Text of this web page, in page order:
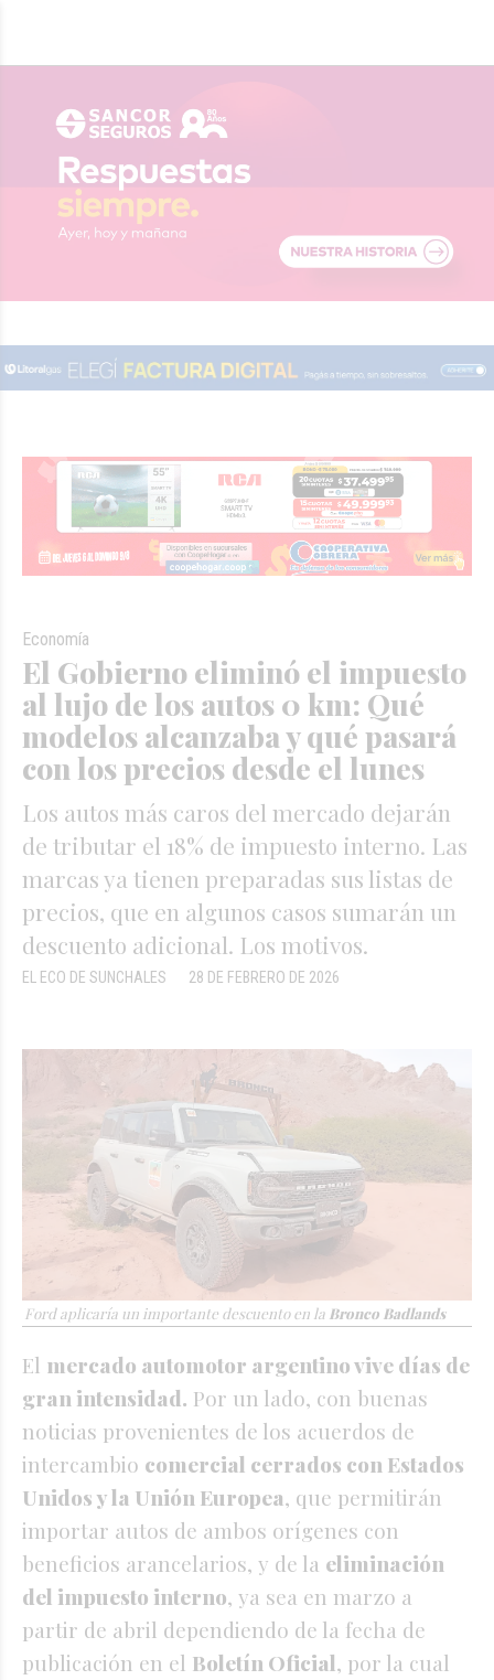
El Gobierno eliminó el impuesto
al lujo de los autos 0 km: Qué
modelos alcanzaba y qué pasará
con los precios desde el lunes
Los autos más caros del mercado dejarán
de tributar el 18% de impuesto interno. Las
marcas ya tienen preparadas sus listas de
precios, que en algunos casos sumarán un
descuento adicional. Los motivos.
Economía
28 DE FEBRERO DE 2026
EL ECO DE SUNCHALES
Ford aplicaría un importante descuento en la Bronco Badlands
El mercado automotor argentino vive días de
gran intensidad. Por un lado, con buenas
noticias provenientes de los acuerdos de
intercambio comercial cerrados con Estados
Unidos y la Unión Europea, que permitirán
importar autos de ambos orígenes con
beneficios arancelarios, y de la eliminación
del impuesto interno, ya sea en marzo a
partir de abril dependiendo de la fecha de
publicación en el Boletín Oficial, por la cual